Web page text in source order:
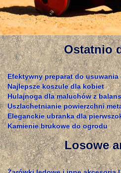
Ostatnio
Efektywny preparat do usuwania
Najlepsze koszule dla kobiet
Hulajnoga dla maluchów z
Uszlachetnianie powierzchni
Eleganckie ubranka dla
Kamienie brukowe do ogrodu
Losowe